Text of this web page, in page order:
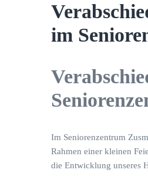
im
Im Seniorenzentrum
Rahmen einer kleinen
die Entwicklung unseres